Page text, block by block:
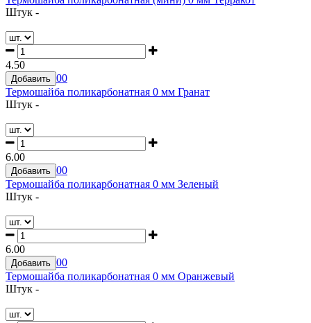
Штук -
4.50
Добавить 00
Термошайба поликарбонатная 0 мм Гранат
Штук -
6.00
Добавить 00
Термошайба поликарбонатная 0 мм Зеленый
Штук -
6.00
Добавить 00
Термошайба поликарбонатная 0 мм Оранжевый
Штук -